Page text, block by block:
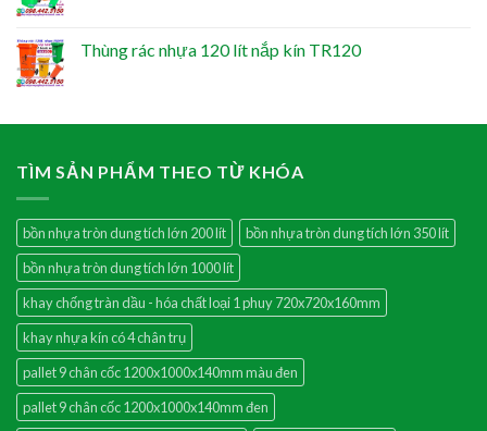
Thùng rác nhựa 120 lít nắp kín TR120
TÌM SẢN PHẨM THEO TỪ KHÓA
bồn nhựa tròn dung tích lớn 200 lít
bồn nhựa tròn dung tích lớn 350 lít
bồn nhựa tròn dung tích lớn 1000 lít
khay chống tràn dầu - hóa chất loại 1 phuy 720x720x160mm
khay nhựa kín có 4 chân trụ
pallet 9 chân cốc 1200x1000x140mm màu đen
pallet 9 chân cốc 1200x1000x140mm đen